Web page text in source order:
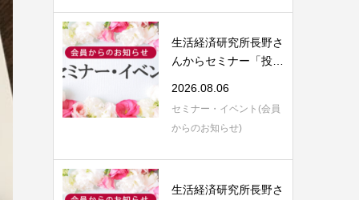
生活経済研究所長野さ
んからセミナー「投資
2026.08.06
セミナー・イベント(会員
からのお知らせ)
生活経済研究所長野さ